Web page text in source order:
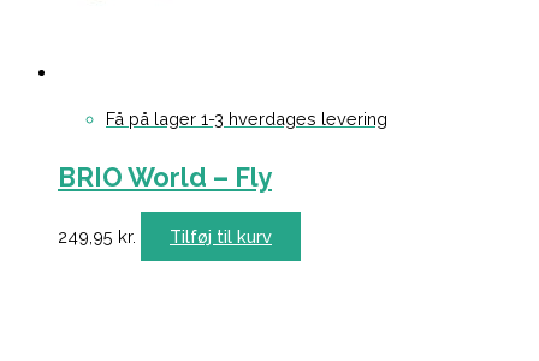
Få på lager 1-3 hverdages levering
BRIO World – Fly
249,95 kr. Tilføj til kurv